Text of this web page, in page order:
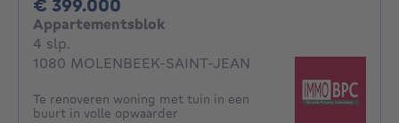
€ 399.000
Appartementsblok
4 slp.
1080 MOLENBEEK-SAINT-JEAN
Te renoveren woning met tuin in een
buurt in volle opwaarder